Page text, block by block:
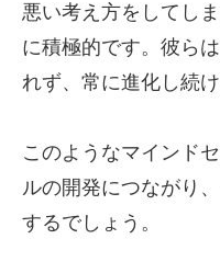
悪い考え方をしてし
に積極的です。彼ら
れず、常に進化し続
このようなマインド
ルの開発につながり
するでしょう。